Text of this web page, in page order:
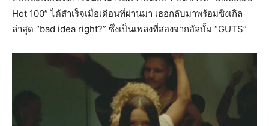
Hot 100” ได้สำเร็จเมื่อเดือนที่ผ่านมา เธอกลับมาพร้อมซิงเกิล
ล่าสุด “bad idea right?” ซึ่งเป็นเพลงที่สองจากอัลบั้ม “GUTS”